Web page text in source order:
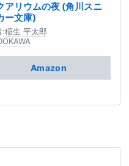
アリウムの夜 (角川スニ
ー文庫)
:稲生 平太郎
Amazon